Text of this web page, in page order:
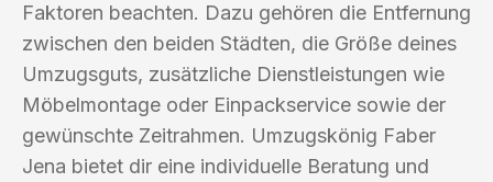
Faktoren beachten. Dazu gehören die Entfernung
zwischen den beiden Städten, die Größe deines
Umzugsguts, zusätzliche Dienstleistungen wie
Möbelmontage oder Einpackservice sowie der
gewünschte Zeitrahmen. Umzugskönig Faber
Jena bietet dir eine individuelle Beratung und